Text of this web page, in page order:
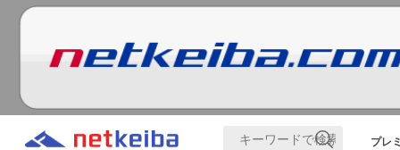
プレ